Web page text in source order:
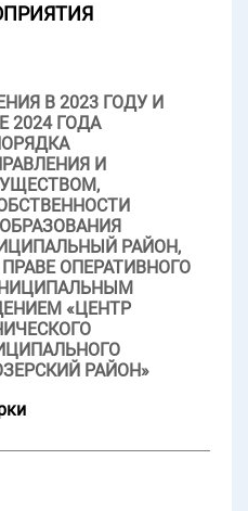
В 2023 ГОДУ И
2024 ГОДА
И
РАЙОН,
ОПЕРАТИВНОГО
«ЦЕНТР
РАЙОН»